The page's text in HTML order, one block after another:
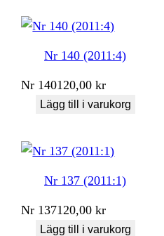
Nr 140 (2011:4)
Nr 140120,00kr
Lägg till i varukorg
Nr 137 (2011:1)
Nr 137120,00kr
Lägg till i varukorg